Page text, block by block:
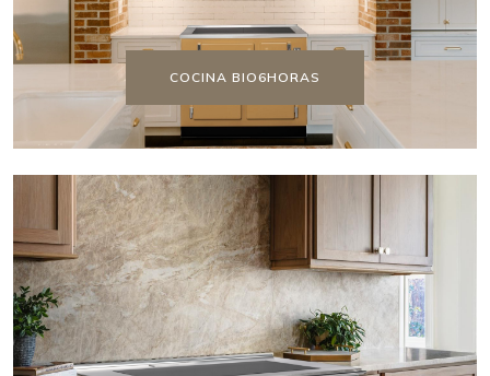
COCINA BIO6HORAS